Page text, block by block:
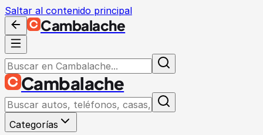
Saltar al contenido principal
Cambalache
Cambalache
Categorías